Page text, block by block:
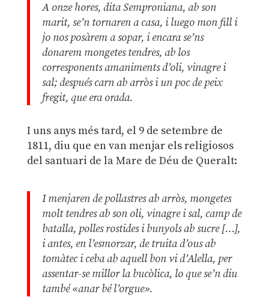
A onze hores, dita Semproniana, ab son
marit, se’n tornaren a casa, i luego mon fill i
jo nos posàrem a sopar, i encara se’ns
donarem mongetes tendres, ab los
corresponents amaniments d’oli, vinagre i
sal; después carn ab arròs i un poc de peix
fregit, que era orada.
I uns anys més tard, el 9 de setembre de
1811, diu que en van menjar els religiosos
del santuari de la Mare de Déu de Queralt:
I menjaren de pollastres ab arròs, mongetes
molt tendres ab son oli, vinagre i sal, camp de
batalla, polles rostides i bunyols ab sucre […],
i antes, en l’esmorzar, de truita d’ous ab
tomàtec i ceba ab aquell bon vi d’Alella, per
assentar-se millor la bucòlica, lo que se’n diu
també «anar bé l’orgue».